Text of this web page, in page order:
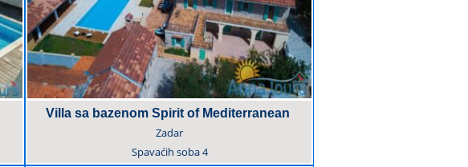
Villa sa bazenom Spirit of Mediterranean
Zadar
Spavaćih soba4